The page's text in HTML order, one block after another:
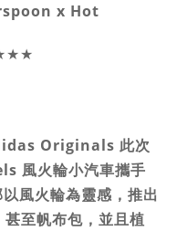
x Hot
Originals 此次
風火輪小汽車攜手
風火輪為靈感，推出
甚至帆布包，並且植